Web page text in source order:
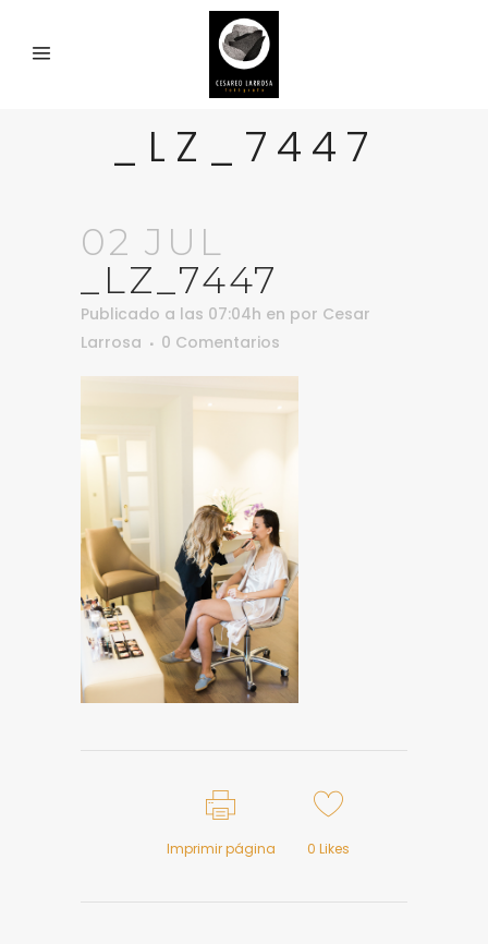
_LZ_7447
02 JUL
_LZ_7447
Publicado a las 07:04h en por Cesar
Larrosa
0 Comentarios
Imprimir página 0 Likes